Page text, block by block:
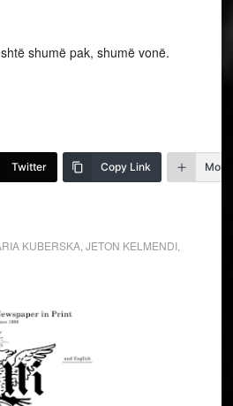
shumë pak, shumë vonë.
Twitter Copy Link More
KUBERSKA, JETON KELMENDI,